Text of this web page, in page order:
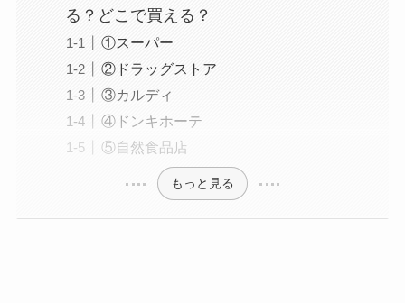
る？どこで買える？
①スーパー
②ドラッグストア
③カルディ
④ドンキホーテ
⑤自然食品店
もっと見る